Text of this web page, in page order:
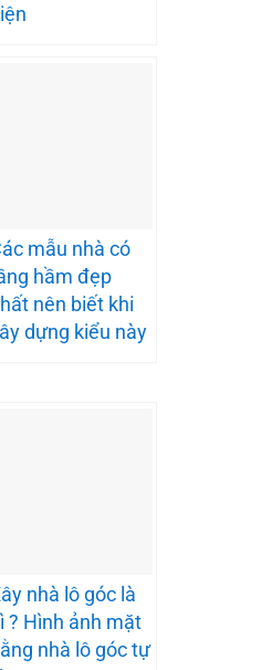
mẫu nhà có
hầm đẹp
nên biết khi
dựng kiểu này
nhà lô góc là
? Hình ảnh mặt
nhà lô góc tự